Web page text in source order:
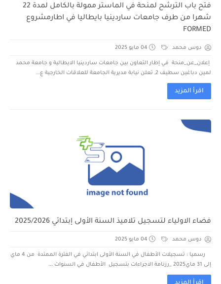
فتح باب الترشح لمنحة في الماستر ممولة بالكامل لمدة 22
شهرا من طرف جامعات ساردينيا بايطاليا في اطارمشروع
FORMED
دوس محمد 04 مايو 2025
إعلان_عن_منحة في إطار التعاون بين جامعات ساردينيا الايطالية و جامعة محمد
لمين دباغين سطيف 2, تعلن نيابة مديرية الجامعة للعلاقات الخارجية ع...
اقرأ المزيد
فضاء الاولياء لتسجيل تلاميذ السنة الأولى إبتدائي 2025/2026
دوس محمد 04 مايو 2025
رسميا : تسجيلات الأطفال في السنة الأولى ابتدائي في الفترة الممتدة من 4 ماي
إلى 31 ماي2025 _رزنامة الاجراءات بتسجيل الأطفال في السنوات ...